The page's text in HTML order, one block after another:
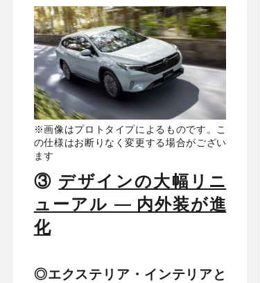
※画像はプロトタイプによるものです。こ
の仕様はお断りなく変更する場合がござい
ます
③ デザインの大幅リニ
ューアル — 内外装が進
化
◎エクステリア・インテリアと